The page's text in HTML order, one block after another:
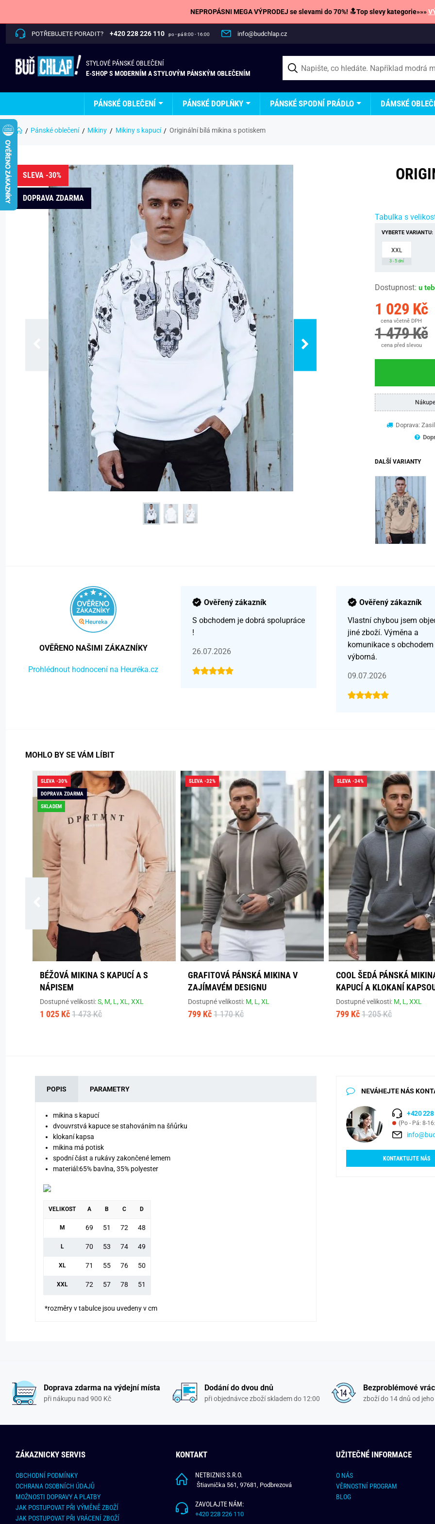
NEPROPÁSNI MEGA VÝPRODEJ se slevami do 70%! 🔝Top slevy kategorie»»»
POTŘEBUJETE PORADIT? +420 228 226 110 po - pá 8:00 - 16:00 info@budchlap.cz
STYLOVÉ PÁNSKÉ OBLEČENÍ
E-SHOP S MODERNÍM A STYLOVÝM PÁNSKÝM OBLEČENÍM
PÁNSKÉ OBLEČENÍ PÁNSKÉ DOPLŇKY PÁNSKÉ SPODNÍ PRÁDLO DÁMSKÉ
Pánské oblečení Mikiny Mikiny s kapucí Originální bílá mikina s potiskem
SLEVA -30%
DOPRAVA ZDARMA
Tabulka s
VYBERTE VARIANTU:
XXL
3 - 5 dní
Dostupnost: u
1 029 Kč
cena včetně DPH
1 479 Kč
cena před slevou
Doprava:
DALŠÍ VARIANTY
OVĚŘENO NAŠIMI ZÁKAZNÍKY
Prohlédnout hodnocení na Heuréka.cz
Ověřený zákazník
S obchodem je dobrá spolupráce
!
26.07.2026
Ověřený zákazník
Vlastní chybou jsem
jiné zboží. Výměna a
komunikace s obchodem
výborná.
09.07.2026
MOHLO BY SE VÁM LÍBIT
SLEVA -30%
DOPRAVA ZDARMA
SKLADEM
BÉŽOVÁ MIKINA S KAPUCÍ A S
NÁPISEM
Dostupné velikosti:S, M, L,XL,XXL
1 025 Kč 1 473 Kč
SLEVA -32%
GRAFITOVÁ PÁNSKÁ MIKINA V
ZAJÍMAVÉM DESIGNU
Dostupné velikosti: M, L,XL
799 Kč 1 170 Kč
SLEVA -34%
COOL ŠEDÁ PÁNSKÁ
KAPUCÍ A KLOKANÍ
Dostupné velikosti: M, L,XXL
799 Kč 1 205 Kč
POPIS PARAMETRY
mikina s kapucí
dvouvrstvá kapuce se stahováním na šňůrku
klokaní kapsa
mikina má potisk
spodní část a rukávy zakončené lemem
materiál:65% bavlna, 35% polyester
VELIKOST A B C D
M 69 51 72 48
L 70 53 74 49
XL 71 55 76 50
XXL 72 57 78 51
*rozměry v tabulce jsou uvedeny v cm
NEVÁHEJTE NÁS
+420 228
(Po - Pá: 8-
KONTAKTUJTE NÁS
Doprava zdarma na výdejní místa
při nákupu nad 900 Kč
Dodání do dvou dnů
při objednávce zboží skladem do 12:00
Bezproblémové
zboží do 14 dnů od
ZÁKAZNICKY SERVIS
OBCHODNÍ PODMÍNKY
OCHRANA OSOBNÍCH ÚDAJŮ
MOŽNOSTI DOPRAVY A PLATBY
JAK POSTUPOVAT PŘI VÝMĚNĚ ZBOŽÍ
JAK POSTUPOVAT PŘI VRÁCENÍ ZBOŽÍ
KONTAKT
NETBIZNIS S.R.O.
Štiavnička 561, 97681, Podbrezová
ZAVOLAJTE NÁM:
+420 228 226 110
UŽITEČNÉ INFORMACE
O NÁS
VĚRNOSTNÍ PROGRAM
BLOG